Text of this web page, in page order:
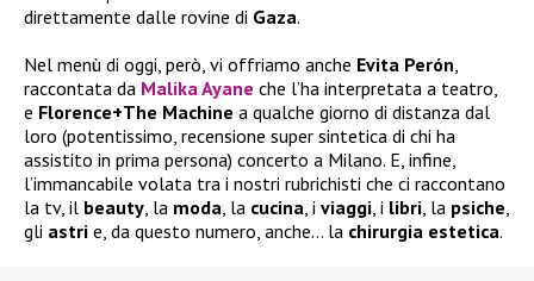
direttamente dalle rovine di Gaza.
Nel menù di oggi, però, vi offriamo anche Evita Perón,
raccontata da Malika Ayane che l’ha interpretata a teatro,
e Florence+The Machine a qualche giorno di distanza dal
loro (potentissimo, recensione super sintetica di chi ha
assistito in prima persona) concerto a Milano. E, infine,
l’immancabile volata tra i nostri rubrichisti che ci raccontano
la tv, il beauty, la moda, la cucina, i viaggi, i libri, la psiche,
gli astri e, da questo numero, anche… la chirurgia estetica.